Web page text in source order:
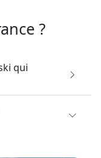
?
qui